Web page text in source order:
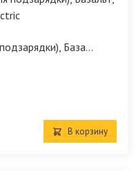
База...
В корзину